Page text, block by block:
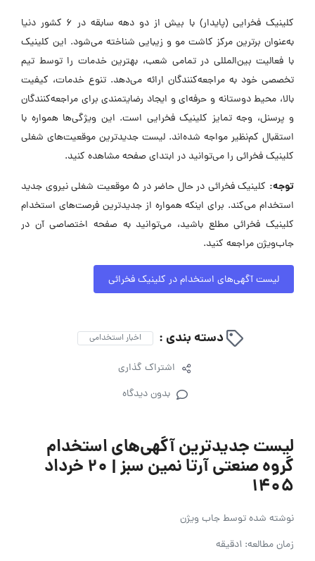
کلینیک فخرایی (پایدار) با بیش از دو دهه سابقه در 6 کشور دنیا
به‌عنوان برترین مرکز کاشت مو و زیبایی شناخته می‌شود. این کلینیک
با فعالیت بین‌المللی در تمامی شعب، بهترین خدمات را توسط تیم
تخصصی خود به مراجعه‌کنندگان ارائه می‌دهد. تنوع خدمات، کیفیت
بالا، محیط دوستانه و حرفه‌ای و ایجاد رضایتمندی برای مراجعه‌کنندگان
و پرسنل، وجه تمایز کلینیک فخرایی است. این ویژگی‌ها همواره با
استقبال کم‌نظیر مواجه شده‌اند. لیست جدیدترین موقعیت‌های شغلی
کلینیک فخرائی را می‌توانید در ابتدای صفحه مشاهده کنید.
توجه:
کلینیک فخرائی در حال حاضر در ۵ موقعیت شغلی نیروی جدید
استخدام می‌کند. برای اینکه همواره از جدیدترین فرصت‌های استخدام
کلینیک فخرائی مطلع باشید، می‌توانید به صفحه اختصاصی آن در
جاب‌ویژن مراجعه کنید.
لیست آگهی‌های استخدام در کلینیک فخرائی
دسته بندی : اخبار استخدامی
اشتراک گذاری
بدون دیدگاه
لیست جدیدترین آگهی‌های استخدام
گروه صنعتی آرتا نمین سبز | ۲۰ خرداد
۱۴۰۵
نوشته شده توسطجاب ویژن
زمان مطالعه: 1دقیقه